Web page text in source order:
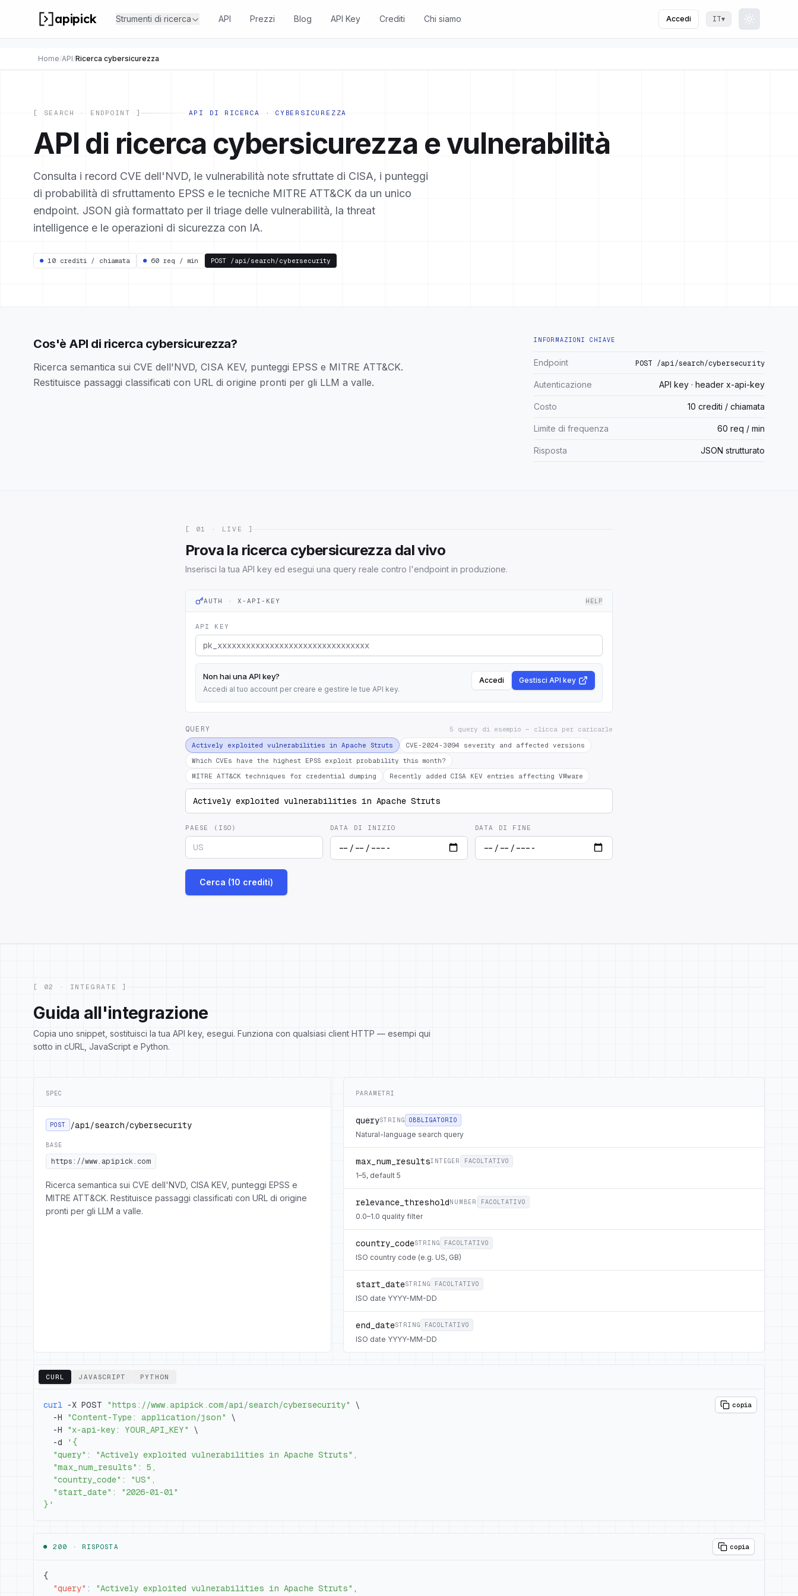
apipick Strumenti di ricerca API Prezzi Blog API Key Crediti Chi siamo Accedi IT▾
Toggle
Home/API/Ricerca cybersicurezza
[ SEARCH · ENDPOINT ] API DI RICERCA · CYBERSICUREZZA
API di ricerca cybersicurezza e vulnerabilità
Consulta i record CVE dell'NVD, le vulnerabilità note sfruttate di CISA, i punteggi
di probabilità di sfruttamento EPSS e le tecniche MITRE ATT&CK da un unico
endpoint. JSON già formattato per il triage delle vulnerabilità, la threat
intelligence e le operazioni di sicurezza con IA.
● 10 crediti / chiamata ● 60 req / min POST /api/search/cybersecurity
Cos'è API di ricerca cybersicurezza?
Ricerca semantica sui CVE dell'NVD, CISA KEV, punteggi EPSS e MITRE ATT&CK.
Restituisce passaggi classificati con URL di origine pronti per gli LLM a valle.
INFORMAZIONI CHIAVE
Endpoint POST /api/search/cybersecurity
Autenticazione API key · header x-api-key
Costo 10 crediti / chiamata
Limite di frequenza 60 req / min
Risposta JSON strutturato
[ 01 · LIVE ]
Prova la ricerca cybersicurezza dal vivo
Inserisci la tua API key ed esegui una query reale contro l'endpoint in produzione.
AUTH · X-API-KEY HELP
API KEY
Non hai una API key?
Accedi al tuo account per creare e gestire le tue API key.
Accedi Gestisci API key
QUERY 5 query di esempio — clicca per caricarle
Actively exploited vulnerabilities in Apache Struts CVE-2024-3094 severity and affected versions
Which CVEs have the highest EPSS exploit probability this month?
MITRE ATT&CK techniques for credential dumping Recently added CISA KEV entries affecting VMware
PAESE (ISO) DATA DI INIZIO DATA DI FINE
Cerca (10 crediti)
[ 02 · INTEGRATE ]
Guida all'integrazione
Copia uno snippet, sostituisci la tua API key, esegui. Funziona con qualsiasi client HTTP — esempi qui
sotto in cURL, JavaScript e Python.
SPEC
POST /api/search/cybersecurity
BASE
https://www.apipick.com
Ricerca semantica sui CVE dell'NVD, CISA KEV, punteggi EPSS e
MITRE ATT&CK. Restituisce passaggi classificati con URL di origine
pronti per gli LLM a valle.
PARAMETRI
querySTRING OBBLIGATORIO
Natural-language search query
max_num_resultsINTEGER FACOLTATIVO
1–5, default 5
relevance_threshold NUMBER FACOLTATIVO
0.0–1.0 quality filter
country_codeSTRING FACOLTATIVO
ISO country code (e.g. US, GB)
start_dateSTRING FACOLTATIVO
ISO date YYYY-MM-DD
end_dateSTRING FACOLTATIVO
ISO date YYYY-MM-DD
CURL JAVASCRIPT PYTHON
copia
curl -X POST "https://www.apipick.com/api/search/cybersecurity"
\
  -H
"Content-Type: application/json"
\
  -H
"x-api-key: YOUR_API_KEY"
\
  -d
}'
● 200 · RISPOSTA copia
{
"query" : "Actively exploited vulnerabilities in Apache Struts" ,